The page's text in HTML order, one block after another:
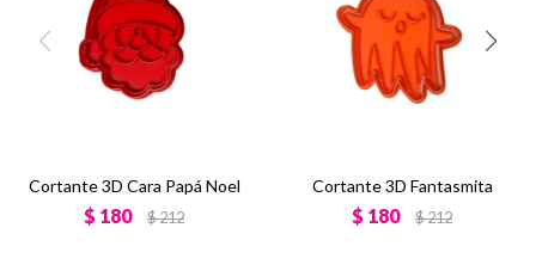
Cortante 3D Cara Papá Noel
$ 180 $212
Cortante 3D Fantasmita
$ 180 $212